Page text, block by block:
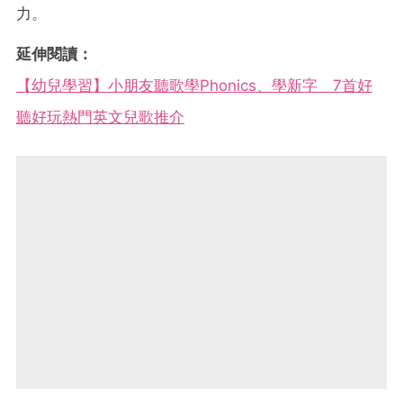
力。
延伸閱讀：
【幼兒學習】小朋友聽歌學Phonics、學新字 7首好
聽好玩熱門英文兒歌推介